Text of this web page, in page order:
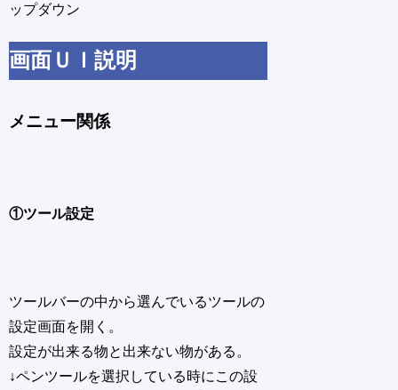
ップダウン
画面ＵＩ説明
メニュー関係
①ツール設定
ツールバーの中から選んでいるツールの
設定画面を開く。
設定が出来る物と出来ない物がある。
↓ペンツールを選択している時にこの設